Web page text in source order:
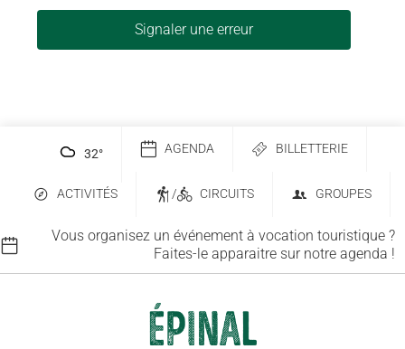
Signaler une erreur
32° AGENDA BILLETTERIE
ACTIVITÉS / CIRCUITS GROUPES
Vous organisez un événement à vocation touristique ?
Faites-le apparaitre sur notre agenda !